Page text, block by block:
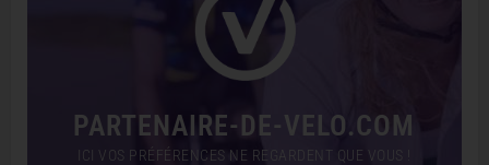
PARTENAIRE-DE-VELO.COM
ICI VOS PRÉFÉRENCES NE REGARDENT QUE VOUS !